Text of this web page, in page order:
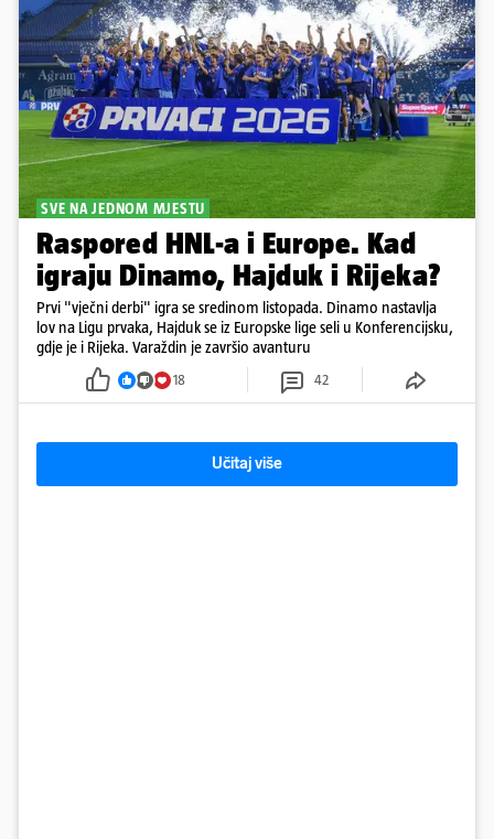
SVE NA JEDNOM MJESTU
Raspored HNL-a i Europe. Kad
igraju Dinamo, Hajduk i Rijeka?
Prvi "vječni derbi" igra se sredinom listopada. Dinamo nastavlja
lov na Ligu prvaka, Hajduk se iz Europske lige seli u Konferencijsku,
gdje je i Rijeka. Varaždin je završio avanturu
18 42
Učitaj više